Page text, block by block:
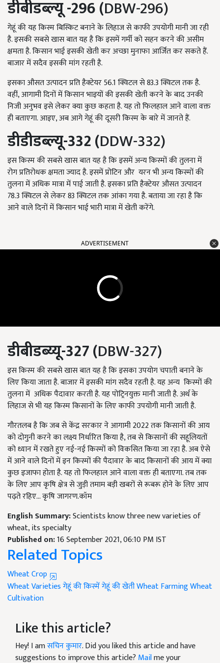
डीबीडब्ल्यू -296 (DBW-296)
गेहूं की यह किस्म बिस्किट बनाने के लिहाज से काफी उपयोगी मानी जा रही
है. इसकी सबसे खास बात यह है कि इसमें गर्मी को सहन करने की असीम
क्षमता है. किसान भाई इसकी खेती कर अच्छा मुनाफा आर्जित कर सकते हैं.
बाजार में सदैव इसकी मांग रहती है.
इसका औसत उत्पादन प्रति हैक्टेयर 56.1 क्विटल से 83.3 क्विटल तक है.
वहीं, आगामी दिनों में किसान भाइयों की इसकी खेती करने के बाद उनकी
निजी अनुभव इसे लेकर क्या कुछ कहता है. यह तो फिलहाल आने वाला वक्त
ही बताएगा. आइए, अब आगे गेहूं की दूसरी किस्म के बारे में जानते हैं.
डीडीडब्ल्यू-332 (DDW-332)
इस किस्म की सबसे खास बात यह है कि इसमें अन्य किस्मों की तुलना में
रोग प्रतिरोधक क्षमता ज्याद है. इसमें प्रोटिन और यरन भी अन्य किस्मों की
तुलना में अधिक मात्रा में पाई जाती है. इसका प्रति हैक्टेयर औसत उत्पादन
78.3 क्विटल से लेकर 83 क्विटल तक आंका गया है. बताया जा रहा है कि
आने वाले दिनों में किसान भाई भारी मात्रा में खेती करेंगे.
ADVERTISEMENT
डीबीडब्य्यू-327 (DBW-327)
इस किस्म की सबसे खास बात यह है कि इसका उपयोग चपाती बनाने के
लिए किया जाता है. बाजार में इसकी मांग सदैव रहती है. यह अन्य किस्मों की
तुलना में अधिक पैदावार करती है. यह पोट्रिनयुक्त मानी जाती है. अर्थ के
लिहाज से भी यह किस्म किसानों के लिए काफी उपयोगी मानी जाती है.
गौरतलब है कि जब से केंद्र सरकार ने आगामी 2022 तक किसानों की आय
को दोगुनी करने का लक्ष्य निर्धारित किया है, तब से किसानों की सहूलियतों
को ध्यान में रखते हुए नई-नई किस्मों को विकसित किया जा रहा है. अब ऐसे
में आने वाले दिनों में इन किस्मों की पैदावार के बाद किसानों की आय में क्या
कुछ इजाफा होता है. यह तो फिलहाल आने वाला वक्त ही बताएगा. तब तक
के लिए आप कृषि क्षेत्र से जुड़ी तमाम बड़ी खबरों से रूबरू होने के लिए आप
पढ़ते रहिए... कृषि जागरण.कॉम
English Summary:Scientists know three new varieties of
wheat, its specialty
Published on:16 September 2021, 06:10 PM IST
Related Topics
Wheat Crop
Wheat Varietiesगेहूं की किस्मेंगेहूं की खेतीWheat FarmingWheat
Cultivation
Like this article?
Hey! I amसचिन कुमार. Did you liked this article and have
suggestions to improve this article? Mailme your